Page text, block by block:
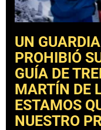
UN
PROHIBIÓ
GUÍA DE
MARTÍN DE
ESTAMOS
NUESTRO